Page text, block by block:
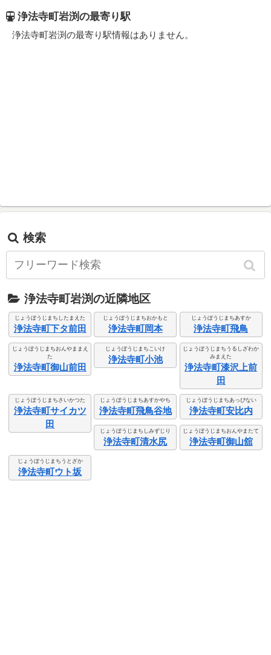
浄法寺町岩渕の最寄り駅
浄法寺町岩渕の最寄り駅情報はありません。
検索
浄法寺町岩渕の近隣地区
じょうぼうじまちしたまえた
浄法寺町下タ前田
じょうぼうじまちおかもと
浄法寺町岡本
じょうぼうじまちあすか
浄法寺町飛鳥
じょうぼうじまちおんやままえ
た
浄法寺町御山前田
じょうぼうじまちこいけ
浄法寺町小池
じょうぼうじまちうるしざわか
みまえた
浄法寺町漆沢上前
田
じょうぼうじまちさいかつた
浄法寺町サイカツ
田
じょうぼうじまちあすかやち
浄法寺町飛鳥谷地
じょうぼうじまちあっぴない
浄法寺町安比内
じょうぼうじまちしみずじり
浄法寺町清水尻
じょうぼうじまちおんやまたて
浄法寺町御山舘
じょうぼうじまちうとざか
浄法寺町ウト坂